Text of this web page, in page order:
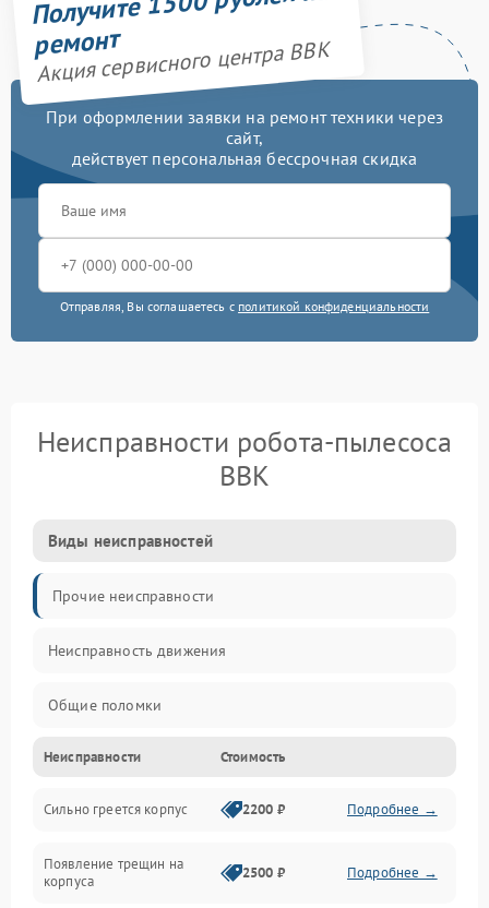
ремонт
Акция сервисного центра BBK
При оформлении заявки на ремонт техники через
сайт,
действует персональная бессрочная скидка
Отправляя, Вы соглашаетесь с политикой конфиденциальности
Неисправности робота-пылесоса
BBK
Виды неисправностей
Прочие неисправности
Неисправность движения
Общие поломки
Неисправность датчиков
Неисправность программного обеспечения
Проблемы с сигналом
Неисправности Стоимость
Сильно греется корпус 2200 ₽ Подробнее →
Появление трещин на
корпуса
2500 ₽ Подробнее →